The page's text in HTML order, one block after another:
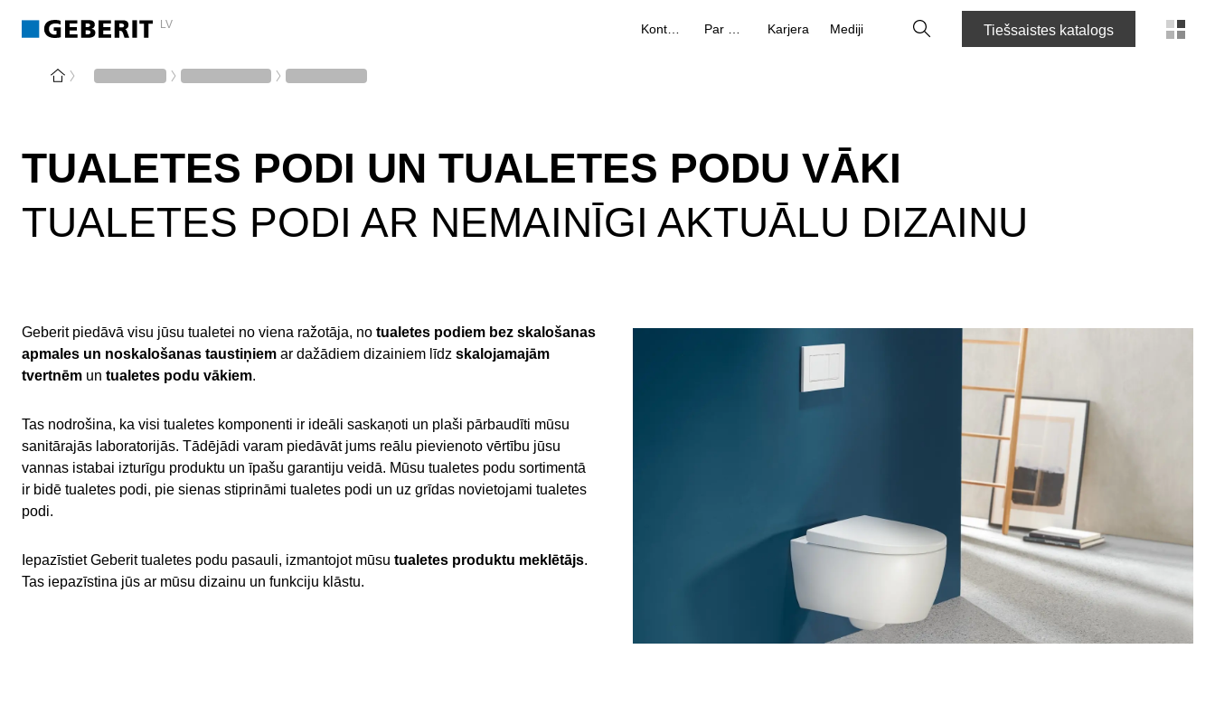
LV Karjera Mediji Tiešsaistes katalogs
TUALETES PODI UN TUALETES PODU VĀKI
TUALETES PODI AR NEMAINĪGI AKTUĀLU DIZAINU
Geberit piedāvā visu jūsu tualetei no viena ražotāja, no tualetes podiem bez skalošanas
apmales un noskalošanas taustiņiem ar dažādiem dizainiem līdz skalojamajām
tvertnēm un tualetes podu vākiem.
Tas nodrošina, ka visi tualetes komponenti ir ideāli saskaņoti un plaši pārbaudīti mūsu
sanitārajās laboratorijās. Tādējādi varam piedāvāt jums reālu pievienoto vērtību jūsu
vannas istabai izturīgu produktu un īpašu garantiju veidā. Mūsu tualetes podu sortimentā
ir bidē tualetes podi, pie sienas stiprināmi tualetes podi un uz grīdas novietojami tualetes
podi.
Iepazīstiet Geberit tualetes podu pasauli, izmantojot mūsu tualetes produktu meklētājs.
Tas iepazīstina jūs ar mūsu dizainu un funkciju klāstu.